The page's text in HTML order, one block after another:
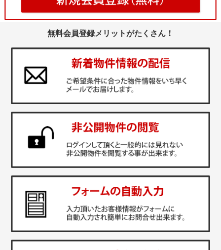
無料会員登録メリットがたくさん！